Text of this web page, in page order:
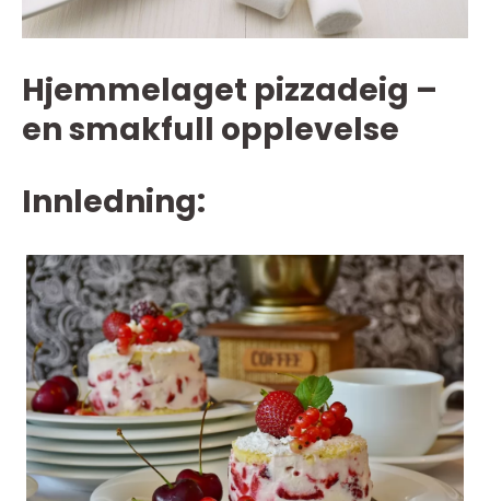
Hjemmelaget pizzadeig –
en smakfull opplevelse
Innledning: